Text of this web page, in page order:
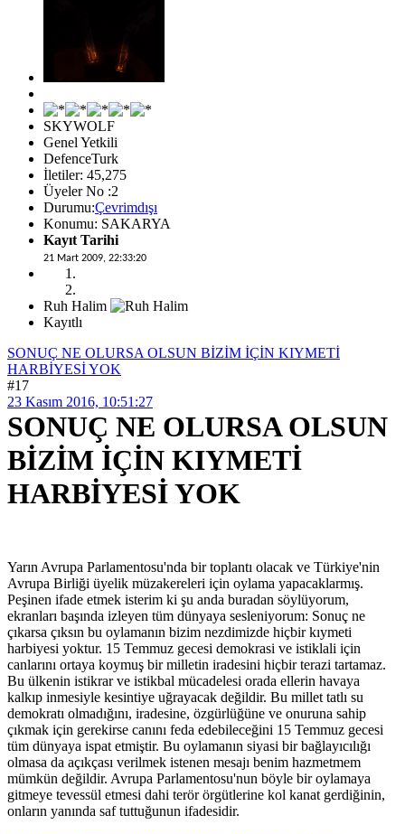
SKYWOLF
Genel Yetkili
DefenceTurk
İletiler: 45,275
Üyeler No :2
Durumu:Çevrimdışı
Konumu: SAKARYA
Kayıt Tarihi
21 Mart 2009, 22:33:20
Ruh Halim
Kayıtlı
SONUÇ NE OLURSA OLSUN BİZİM İÇİN KIYMETİ
HARBİYESİ YOK
#17
23 Kasım 2016, 10:51:27
SONUÇ NE OLURSA OLSUN
BİZİM İÇİN KIYMETİ
HARBİYESİ YOK
Yarın Avrupa Parlamentosu'nda bir toplantı olacak ve Türkiye'nin
Avrupa Birliği üyelik müzakereleri için oylama yapacaklarmış.
Peşinen ifade etmek isterim ki şu anda buradan söylüyorum,
ekranları başında izleyen tüm dünyaya sesleniyorum: Sonuç ne
çıkarsa çıksın bu oylamanın bizim nezdimizde hiçbir kıymeti
harbiyesi yoktur. 15 Temmuz gecesi demokrasi ve istiklali için
canlarını ortaya koymuş bir milletin iradesini hiçbir terazi tartamaz.
Bu ülkenin istikrar ve istikbal mücadelesi orada ellerin havaya
kalkıp inmesiyle kesintiye uğrayacak değildir. Bu millet tatlı su
demokratı olmadığını, iradesine, özgürlüğüne ve onuruna sahip
çıkmak için gerekirse canını feda edebileceğini 15 Temmuz gecesi
tüm dünyaya ispat etmiştir. Bu oylamanın siyasi bir bağlayıcılığı
olmasa da açıkçası verilmek istenen mesajı benim hazmetmem
mümkün değildir. Avrupa Parlamentosu'nun böyle bir oylamaya
gitmeye tevessül etmesi dahi terör örgütlerine kol kanat gerdiğinin,
onların yanında saf tuttuğunun ifadesidir.